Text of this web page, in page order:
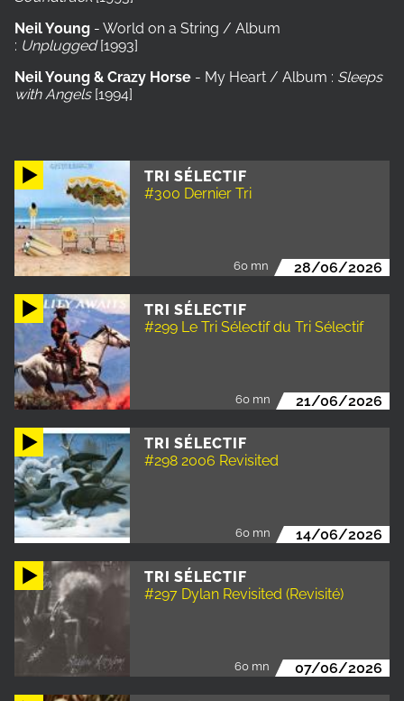
TRI SÉLECTIF
#300 Dernier Tri
60 mn 28/06/2026
TRI SÉLECTIF
#299 Le Tri Sélectif du Tri Sélectif
60 mn 21/06/2026
TRI SÉLECTIF
#298 2006 Revisited
60 mn 14/06/2026
TRI SÉLECTIF
#297 Dylan Revisited (Revisité)
60 mn 07/06/2026
Neil Young - World on a String / Album
: Unplugged [1993]
Neil Young & Crazy Horse - My Heart / Album : Sleeps
with Angels [1994]